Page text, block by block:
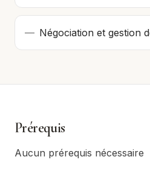
— Négociation et gestion
Prérequis
Aucun prérequis nécessaire